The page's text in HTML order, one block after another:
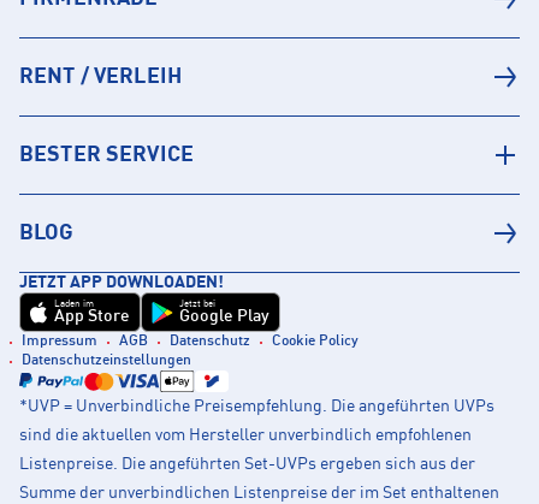
RENT / VERLEIH
BESTER SERVICE
BLOG
JETZT APP DOWNLOADEN!
Laden im
App Store
Jetzt bei
Google Play
Impressum AGB Datenschutz
Cookie Policy
Datenschutzeinstellungen
*UVP = Unverbindliche Preisempfehlung. Die angeführten UVPs
sind die aktuellen vom Hersteller unverbindlich empfohlenen
Listenpreise. Die angeführten Set-UVPs ergeben sich aus der
Summe der unverbindlichen Listenpreise der im Set enthaltenen